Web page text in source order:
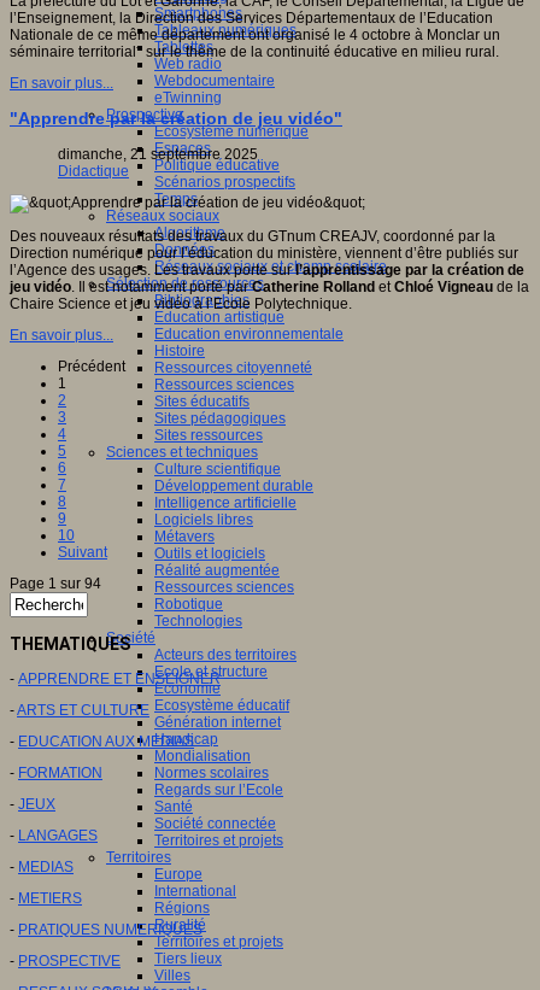
Smartphones
Tableaux numériques
Tablettes
Web radio
Webdocumentaire
eTwinning
Prospective
Ecosystème numérique
Espaces
Politique éducative
Scénarios prospectifs
Temps
Réseaux sociaux
Algorithme
Données
Réseaux sociaux et champ scolaire
Sélection de ressources
Bibliographies
Education artistique
Education environnementale
Histoire
Ressources citoyenneté
Ressources sciences
Sites éducatifs
Sites pédagogiques
Sites ressources
Sciences et techniques
Culture scientifique
Développement durable
Intelligence artificielle
Logiciels libres
Métavers
Outils et logiciels
Réalité augmentée
Ressources sciences
Robotique
Technologies
Société
Acteurs des territoires
Ecole et structure
Economie
Ecosystème éducatif
Génération internet
Handicap
Mondialisation
Normes scolaires
Regards sur l’Ecole
Santé
Société connectée
Territoires et projets
Territoires
Europe
International
Régions
Ruralité
Territoires et projets
Tiers lieux
Villes
l’Enseignement, la Direction des Services Départementaux de l’Education
Nationale de ce même département ont organisé le 4 octobre à Monclar un
séminaire territorial* sur le thème de la continuité éducative en milieu rural.
En savoir plus...
"Apprendre par la création de jeu vidéo"
dimanche, 21 septembre 2025
Didactique
Des nouveaux résultats des travaux du GTnum CREAJV, coordonné par la
Direction numérique pour l’éducation du ministère, viennent d’être publiés sur
l’Agence des usages. Les travaux porte surl’apprentissage par la création de
jeu vidéo . Il est notamment porté parCatherine Rolland et Chloé Vigneau de la
Chaire Science et jeu vidéo à l’Ecole Polytechnique.
En savoir plus...
Précédent
1
2
3
4
5
6
7
8
9
10
Suivant
Page 1 sur 94
THEMATIQUES
- APPRENDRE ET ENSEIGNER
-ARTS ET CULTURE
- EDUCATION AUX MEDIAS
- FORMATION
- JEUX
- LANGAGES
- MEDIAS
- METIERS
- PRATIQUES NUMERIQUES
- PROSPECTIVE